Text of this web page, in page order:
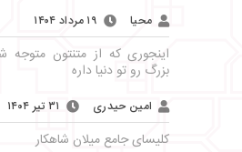
محیا ۱۹ مرداد ۱۴۰۴
اینجوری که از متنتون متوجه
بزرگ رو تو دنیا داره
امین حیدری ۳۱ تیر ۱۴۰۴
کلیسای جامع میلان شاهکار